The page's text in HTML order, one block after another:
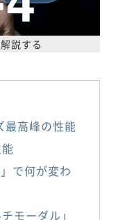
説する
最高峰の性能
で何が変わ
モーダル」